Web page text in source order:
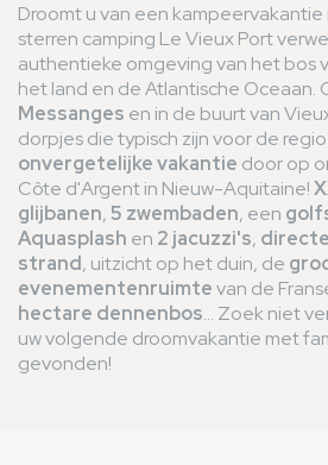
Droomt u van een kampeervakantie
sterren camping Le Vieux Port
authentieke omgeving van het bos
het land en de Atlantische Oceaan.
Messanges en in de buurt van
dorpjes die typisch zijn voor de
onvergetelijke vakantie door op
Côte d'Argent in Nieuw-Aquitaine!
glijbanen,5 zwembaden, een
Aquasplash en 2 jacuzzi's,
strand, uitzicht op het duin, de
evenementenruimtevan de
hectare dennenbos... Zoek niet
uw volgende droomvakantie met
gevonden!